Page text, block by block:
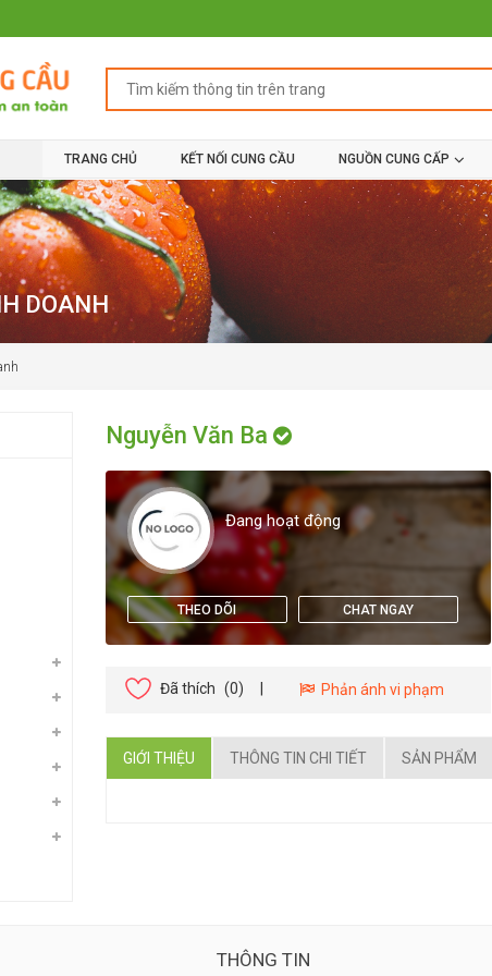
TRANG CHỦ KẾT NỐI CUNG CẦU NGUỒN CUNG CẤP
DOANH
Nguyễn Văn Ba
Đang hoạt động
THEO DÕI CHAT NGAY
Đã thích (0) Phản ánh vi phạm
GIỚI THIỆU THÔNG TIN CHI TIẾT SẢN PHẨM
THÔNG TIN